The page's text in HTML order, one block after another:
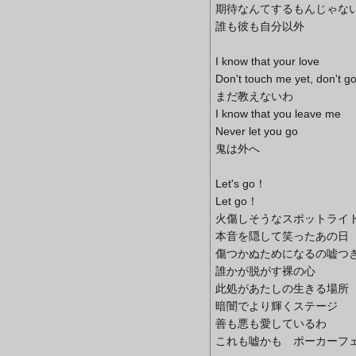
期待なんてするもんじゃな
誰も彼も自分以外
I know that your love
Don't touch me yet, don't go
まだ教えないわ
I know that you leave me
Never let you go
鬼は外へ
Let's go！
Let go！
火傷しそうなスポットライ
本音を隠して笑ったあの日
傷つかぬためになるの嘘つ
誰かが脱がす裸の心
此処があたしの生きる場所
暗闇でより輝くステージ
善も悪も愛しているわ
これも嘘かも ポーカーフ